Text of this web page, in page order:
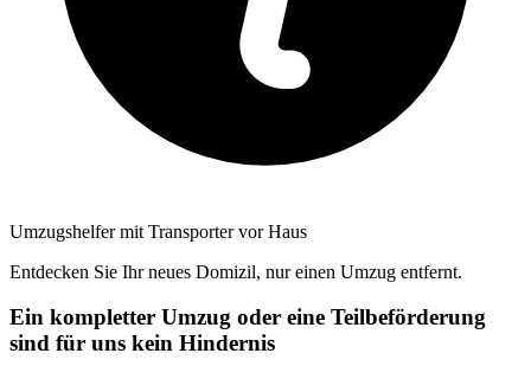
Umzugshelfer mit Transporter vor Haus
Entdecken Sie Ihr neues Domizil, nur einen Umzug entfernt.
Ein kompletter Umzug oder eine Teilbeförderung
sind für uns kein Hindernis